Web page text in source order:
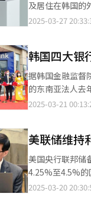
6900万至7000
境影响，大企新
业之间的薪酬差距。 从全球范围来看，以普通大企为基准，美国应届毕业生平均年薪为5.1
国3.3万美元，
新员工平均年薪
应届毕业生的薪酬水平已跻
著增长态势。业
年代初出生者）对
的奖金制度与多
受到重视。调查
综合因素。 根据大学生调研机构VinuLabs Insight日前发布的《2024届毕业生就业意向》调查报告显示，在对500名
应届毕业生的问
及居住在韩国的外籍
用卡与
上预订，并可在CU便利
种便捷充值渠道
使用外币兑换韩
通工具。此外，平
Pass”的上线及
景点享受8折优惠，并可
过‘Trip Pass’
2025-03-27
韩国四大银
据韩国金融监督
的东南亚法人去年净
国民银行的四家
绩下滑的主要原
亿韩元，同比减少5.82%。 新冠疫情期间，四大商业银行将目光从中
这主要是由于东
亚银行和新韩
同比增长15.55%。 新韩银行的三家东南亚法人表现尤为突出，去年净利润达2923.28亿韩元，同比增
2025-03-21
美联储维持
美国央行联邦储
4.25%至4.5%的
次保持利率不变。 美联储在声明中指出，尽管经济活动以稳健速度扩张，失业率保持低位且劳动力市场
2025-03-20